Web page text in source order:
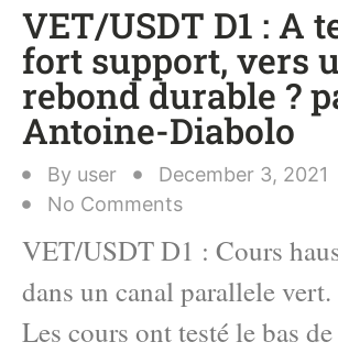
VET/USDT D1 : A
fort support, vers
rebond durable ?
Antoine-Diabolo
By user
December 3, 2021
No Comments
VET/USDT D1 : Cours
dans un canal parallele vert.
Les cours ont testé le bas